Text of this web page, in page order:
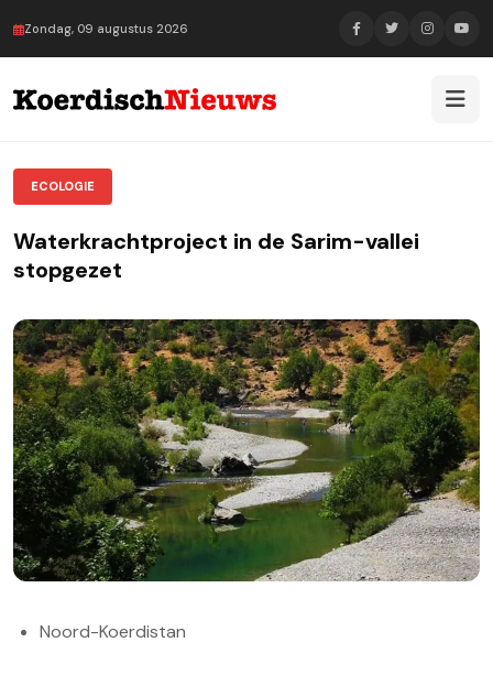
Zondag, 09 augustus 2026
ECOLOGIE
Waterkrachtproject in de Sarim-vallei
stopgezet
Noord-Koerdistan